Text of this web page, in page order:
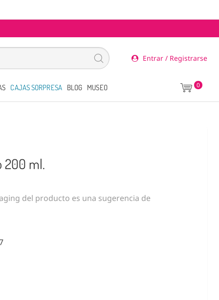
Entrar / Registrarse
CAJAS SORPRESA BLOG MUSEO 0
200 ml.
del producto es una sugerencia de